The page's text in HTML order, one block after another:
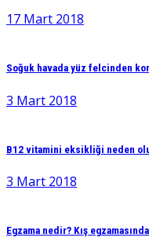
17 Mart 2018
Soğuk havada yüz felcinden
3 Mart 2018
B12 vitamini eksikliği neden
3 Mart 2018
Egzama nedir? Kış